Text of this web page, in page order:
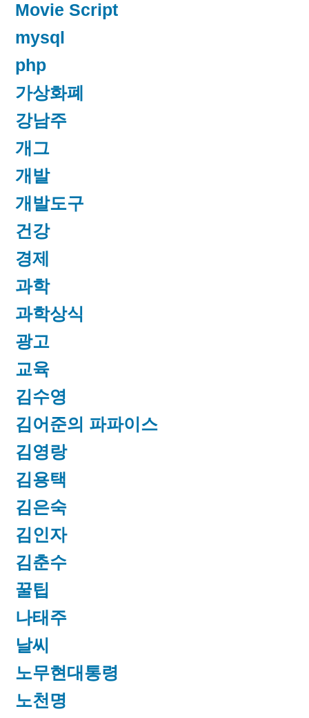
Movie Script
mysql
php
가상화폐
강남주
개그
개발
개발도구
건강
경제
과학
과학상식
광고
교육
김수영
김어준의 파파이스
김영랑
김용택
김은숙
김인자
김춘수
꿀팁
나태주
날씨
노무현대통령
노천명